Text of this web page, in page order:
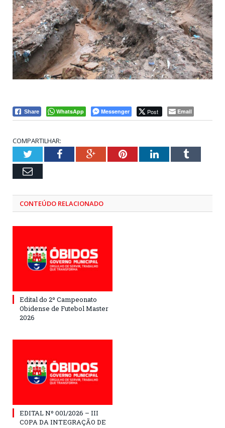
Share WhatsApp Messenger Post Email
COMPARTILHAR:
TwitterFacebookGoogle+PinterestLinkedInTumblr
Email
CONTEÚDO RELACIONADO
Edital do 2º Campeonato
Obidense de Futebol Master
2026
EDITAL Nº 001/2026 – III
COPA DA INTEGRAÇÃO DE